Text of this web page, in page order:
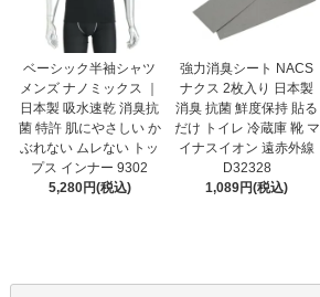
ベーシック半袖シャツ
メンズ ナノミックス ｜
日本製 吸水速乾 消臭抗
菌 特許 肌にやさしい か
ぶれない ムレない トッ
プス インナー 9302
5,280円(税込)
強力消臭シート NACS
ナクス 2枚入り 日本製
消臭 抗菌 鮮度保持 貼る
だけ トイレ 冷蔵庫 靴 マ
イナスイオン 遠赤外線
D32328
1,089円(税込)